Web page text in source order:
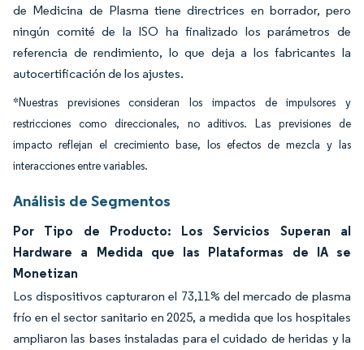
de Medicina de Plasma tiene directrices en borrador, pero
ningún comité de la ISO ha finalizado los parámetros de
referencia de rendimiento, lo que deja a los fabricantes la
autocertificación de los ajustes.
*Nuestras previsiones consideran los impactos de impulsores y
restricciones como direccionales, no aditivos. Las previsiones de
impacto reflejan el crecimiento base, los efectos de mezcla y las
interacciones entre variables.
Análisis de Segmentos
Por Tipo de Producto: Los Servicios Superan al
Hardware a Medida que las Plataformas de IA se
Monetizan
Los dispositivos capturaron el 73,11% del mercado de plasma
frío en el sector sanitario en 2025, a medida que los hospitales
ampliaron las bases instaladas para el cuidado de heridas y la